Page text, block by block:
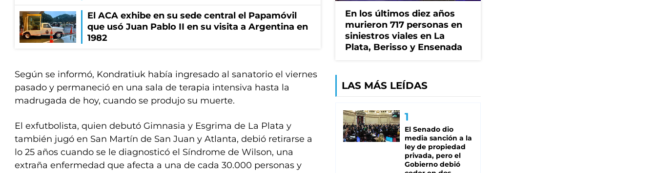
El ACA exhibe en su sede central el Papamóvil
que usó Juan Pablo II en su visita a Argentina en
1982
Según se informó, Kondratiuk había ingresado al sanatorio el viernes
pasado y permaneció en una sala de terapia intensiva hasta la
madrugada de hoy, cuando se produjo su muerte.
El exfutbolista, quien debutó Gimnasia y Esgrima de La Plata y
también jugó en San Martín de San Juan y Atlanta, debió retirarse a
lo 25 años cuando se le diagnosticó el Síndrome de Wilson, una
extraña enfermedad que afecta a una de cada 30.000 personas y
En los últimos diez años
murieron 717 personas en
siniestros viales en La
Plata, Berisso y Ensenada
LAS MÁS LEÍDAS
El Senado dio
media sanción a la
ley de propiedad
privada, pero el
Gobierno debió